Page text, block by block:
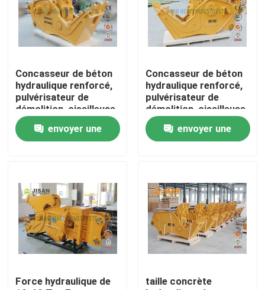
Au sujet de nous
Contrôle de qualité
Contactez-nous
Company News
Briseur de roche d'excavatrice
briseur hydraulique de roche
Concasseur de béton
hydraulique renforcé,
pulvérisateur de
démolition, cisailleuse
hydraulique pour
toutes les
excavatrices
envoyer une
Concasseur de béton
hydraulique renforcé,
pulvérisateur de
démolition, cisailleuse
hydraulique pour
toutes les
excavatrices
envoyer une
Force hydraulique de
taille concrète